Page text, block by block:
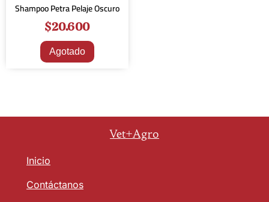
Shampoo Petra Pelaje Oscuro
$20.600
Agotado
Vet+Agro
Inicio
Contáctanos